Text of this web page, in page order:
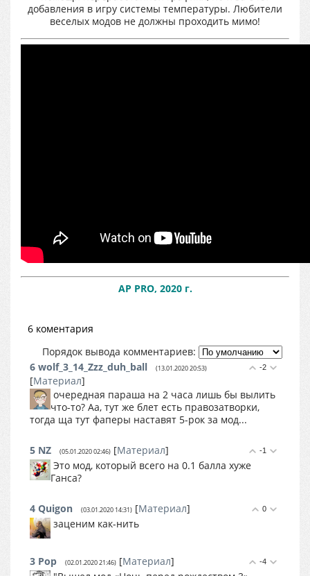
добавления в игру системы температуры. Любители
веселых модов не должны проходить мимо!
AP PRO, 2020 г.
6 коментария
Порядок вывода комментариев:
-2
6 wolf_3_14_Zzz_duh_ball (13.01.2020 20:53)
[Материал]
очередная параша на 2 часа лишь бы вылить
что-то? Аа, тут же блет есть правозатворки,
тогда ща тут фаперы наставят 5-рок за мод...
-1
5 NZ (05.01.2020 02:46) [Материал]
Это мод, который всего на 0.1 балла хуже
Ганса?
0
4 Quigon (03.01.2020 14:31) [Материал]
заценим как-нить
-4
3 Pop (02.01.2020 21:46) [Материал]